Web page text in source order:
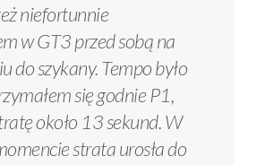
niefortunnie
w GT3 przed sobą na
do szykany. Tempo było
się godnie P1,
około 13 sekund. W
strata urosła do